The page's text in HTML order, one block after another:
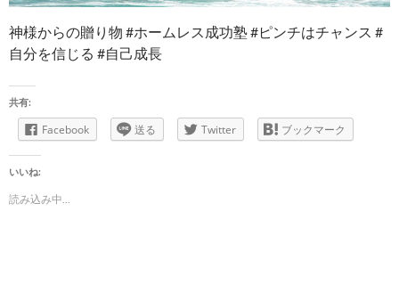
神様からの贈り物 #ホームレス成功塾 #ピンチはチャンス #
自分を信じる #自己成長
共有:
Facebook 送る Twitter ブックマーク
いいね:
読み込み中...